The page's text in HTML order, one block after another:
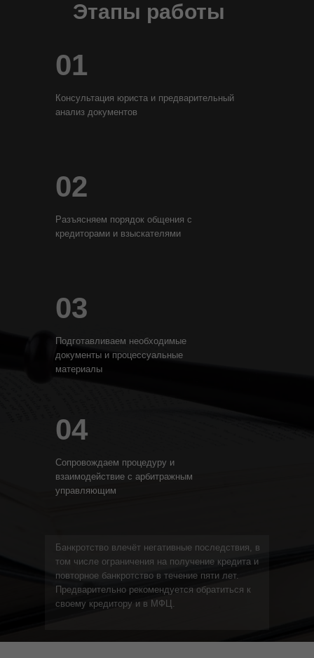
Этапы работы
01
Консультация юриста и предварительный
анализ документов
Банкротство влечёт негативные последствия, в
том числе ограничения на получение кредита и
повторное банкротство в течение пяти лет.
Предварительно рекомендуется обратиться к
своему кредитору и в МФЦ.
02
Разъясняем порядок общения с
кредиторами и взыскателями
03
Подготавливаем необходимые
документы и процессуальные
материалы
04
Сопровождаем процедуру и
взаимодействие с арбитражным
управляющим